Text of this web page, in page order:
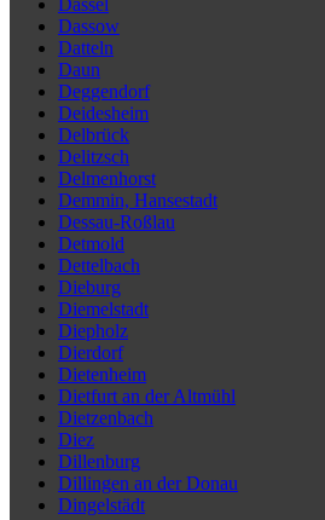
Dassel
Dassow
Datteln
Daun
Deggendorf
Deidesheim
Delbrück
Delitzsch
Delmenhorst
Demmin, Hansestadt
Dessau-Roßlau
Detmold
Dettelbach
Dieburg
Diemelstadt
Diepholz
Dierdorf
Dietenheim
Dietfurt an der Altmühl
Dietzenbach
Diez
Dillenburg
Dillingen an der Donau
Dingelstädt